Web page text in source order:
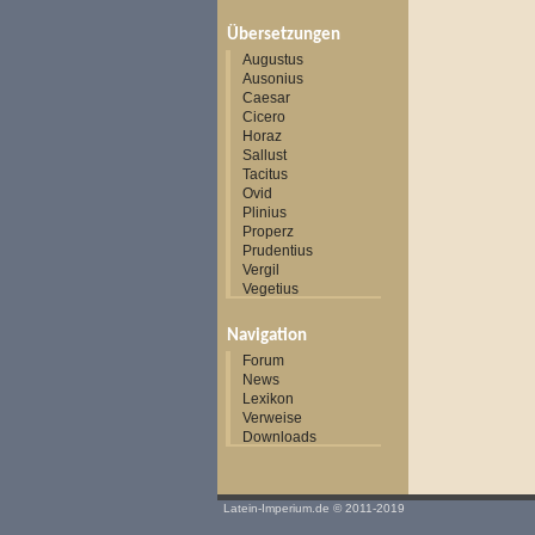
Übersetzungen
Augustus
Ausonius
Caesar
Cicero
Horaz
Sallust
Tacitus
Ovid
Plinius
Properz
Prudentius
Vergil
Vegetius
Navigation
Forum
News
Lexikon
Verweise
Downloads
Latein-Imperium.de © 2011-2019